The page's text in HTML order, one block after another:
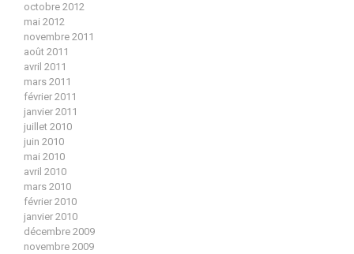
octobre 2012
mai 2012
novembre 2011
août 2011
avril 2011
mars 2011
février 2011
janvier 2011
juillet 2010
juin 2010
mai 2010
avril 2010
mars 2010
février 2010
janvier 2010
décembre 2009
novembre 2009